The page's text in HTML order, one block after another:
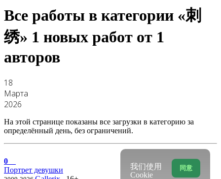
Все работы в категории «刺
绣» 1 новых работ от 1
авторов
18
Марта
2026
На этой странице показаны все загрузки в категорию за
определённый день, без ограничений.
0
Портрет девушки
同意
我们使用
Cookie